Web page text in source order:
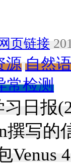
网页链接
源 自然
常检测
日报
撰写
Venus